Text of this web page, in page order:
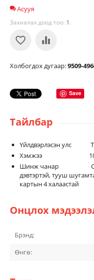
Асууя
Захиалах доод тоо: 1.
Холбогдох дугаар:9509-
Save
Тайлбар
Хэмжээ
Шинж чанар
дэвтэртэй, тууш
картын 4 халаастай
Онцлох
Брэнд:
Өнгө: